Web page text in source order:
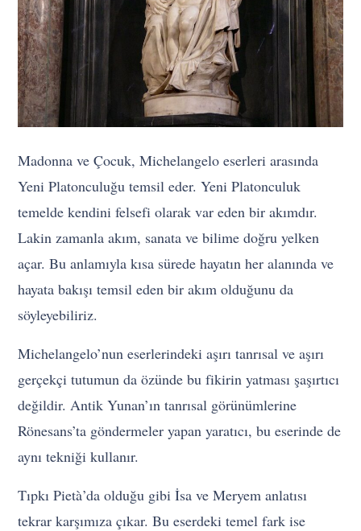
Madonna ve Çocuk, Michelangelo eserleri arasında
Yeni Platonculuğu temsil eder. Yeni Platonculuk
temelde kendini felsefi olarak var eden bir akımdır.
Lakin zamanla akım, sanata ve bilime doğru yelken
açar. Bu anlamıyla kısa sürede hayatın her alanında ve
hayata bakışı temsil eden bir akım olduğunu da
söyleyebiliriz.
Michelangelo’nun eserlerindeki aşırı tanrısal ve aşırı
gerçekçi tutumun da özünde bu fikirin yatması şaşırtıcı
değildir. Antik Yunan’ın tanrısal görünümlerine
Rönesans’ta göndermeler yapan yaratıcı, bu eserinde de
aynı tekniği kullanır.
Tıpkı Pietà’da olduğu gibi İsa ve Meryem anlatısı
tekrar karşımıza çıkar. Bu eserdeki temel fark ise